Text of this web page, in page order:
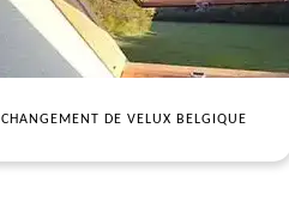
CHANGEMENT DE VELUX BELGIQUE